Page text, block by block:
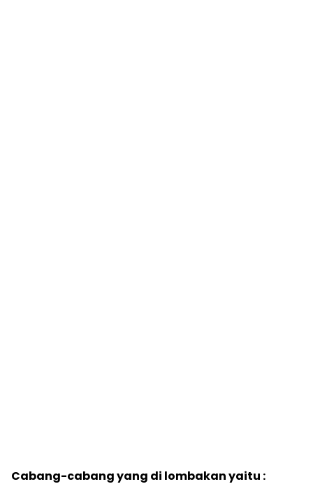
Cabang-cabang yang di lombakan yaitu :